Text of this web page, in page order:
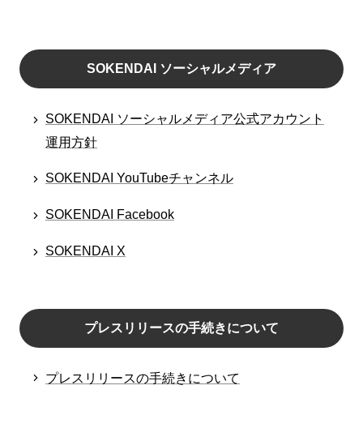
SOKENDAI ソーシャルメディア
SOKENDAI ソーシャルメディア公式アカウント
運用方針
SOKENDAI YouTubeチャンネル
SOKENDAI Facebook
SOKENDAI X
プレスリリースの手続きについて
プレスリリースの手続きについて